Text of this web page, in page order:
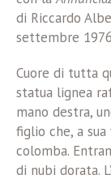
di Riccardo
settembre
Cuore di tutta
statua lignea
mano destra,
figlio che, a
colomba.
di nubi dorata.